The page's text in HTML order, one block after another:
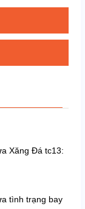
Xăng Đá tc13:
tình trạng bay